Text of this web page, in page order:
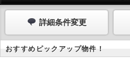
詳細条件変更
おすすめピックアップ物件！